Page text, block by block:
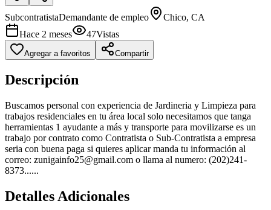
SubcontratistaDemandante de empleo
Chico, CA
Hace 2 meses
47Vistas
Agregar a favoritos Compartir
Descripción
Buscamos personal con experiencia de Jardineria y Limpieza para
trabajos residenciales en tu área local solo necesitamos que tanga
herramientas 1 ayudante a más y transporte para movilizarse es un
trabajo por contrato como Contratista o Sub-Contratista a empresa
seria con buena paga si quieres aplicar manda tu información al
correo: zunigainfo25@gmail.com o llama al numero: (202)241-
8373......
Detalles Adicionales